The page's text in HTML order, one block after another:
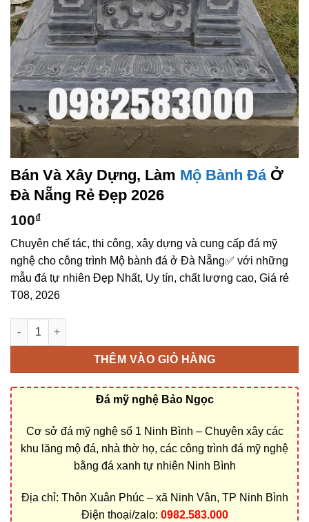
Bán Và Xây Dựng, Làm Mộ Bành ĐáỞ
Đà Nẵng Rẻ Đẹp 2026
100₫
Chuyên chế tác, thi công, xây dựng và cung cấp đá mỹ
nghệ cho công trình Mộ bành đá ở Đà Nẵng✅ với những
mẫu đá tự nhiên Đẹp Nhất, Uy tín, chất lượng cao, Giá rẻ
T08, 2026
Bán và xây dựng, làm Mộ bành đá ở Đà Nẵng rẻ đẹp số lượng
THÊM VÀO GIỎ HÀNG
Đá mỹ nghệ Bảo Ngọc
Cơ sở đá mỹ nghệ số 1 Ninh Bình – Chuyên xây các
khu lăng mộ đá, nhà thờ họ, các công trình đá mỹ nghệ
bằng đá xanh tự nhiên Ninh Bình
Địa chỉ: Thôn Xuân Phúc – xã Ninh Vân, TP Ninh Bình
Điện thoại/zalo: 0982.583.000